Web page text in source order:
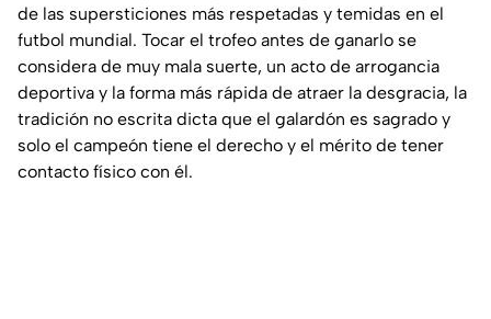
de las supersticiones más respetadas y temidas en el
futbol mundial. Tocar el trofeo antes de ganarlo se
considera de muy mala suerte, un acto de arrogancia
deportiva y la forma más rápida de atraer la desgracia, la
tradición no escrita dicta que el galardón es sagrado y
solo el campeón tiene el derecho y el mérito de tener
contacto físico con él.